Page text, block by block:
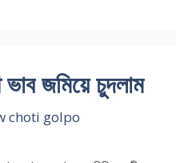
ভাব জমিয়ে চুদলাম
choti golpo